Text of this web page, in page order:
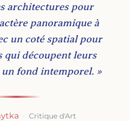
architectures pour
panoramique à
un coté spatial pour
qui découpent leurs
fond intemporel. »
· Critique d'Art